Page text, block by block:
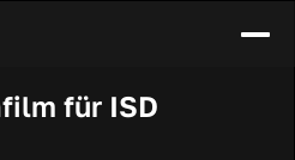
für ISD